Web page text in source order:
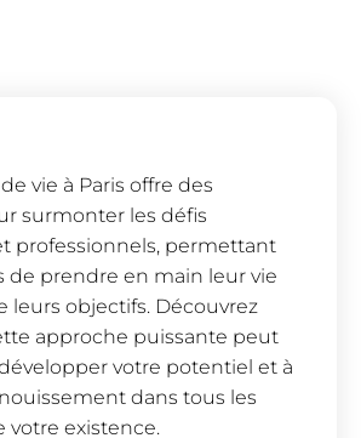
vie à Paris offre des
surmonter les défis
professionnels, permettant
de prendre en main leur vie
leurs objectifs. Découvrez
approche puissante peut
votre potentiel et à
dans tous les
votre existence.